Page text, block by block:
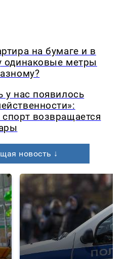
на бумаге и в
одинаковые метры
у нас появилось
возвращается
новость ↓